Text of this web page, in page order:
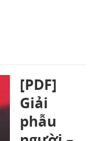
[PDF]
Giải
phẫu